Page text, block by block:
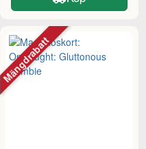
Mängdrabatt